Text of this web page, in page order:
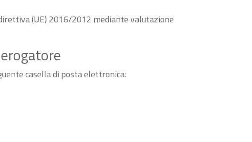
(UE) 2016/2012 mediante valutazione
casella di posta elettronica: